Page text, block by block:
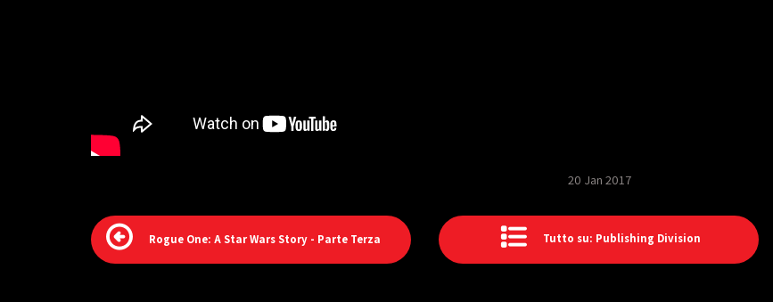
20 Jan 2017
Rogue One: A Star Wars Story - Parte Terza Tutto su: Publishing Division